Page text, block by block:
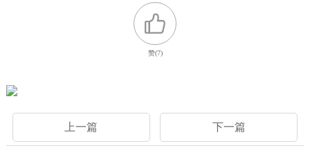
赞(7)
下一篇
上一篇